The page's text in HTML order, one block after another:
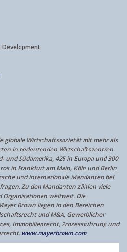
Development
globale Wirtschaftssozietät mit mehr als
in bedeutenden Wirtschaftszentren
und Südamerika, 425 in Europa und 300
in Frankfurt am Main, Köln und Berlin
und internationale Mandanten bei
Zu den Mandanten zählen viele
Organisationen weltweit. Die
Brown liegen in den Bereichen
und M&A, Gewerblicher
Immobilienrecht, Prozessführung und
www.mayerbrown.com